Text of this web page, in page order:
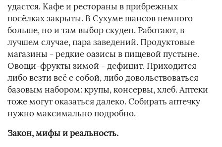
удастся. Кафе и рестораны в прибрежных
посёлках закрыты. В Сухуме шансов немного
больше, но и там выбор скуден. Работают, в
лучшем случае, пара заведений. Продуктовые
магазины - редкие оазисы в пищевой пустыне.
Овощи-фрукты зимой - дефицит. Приходится
либо везти всё с собой, либо довольствоваться
базовым набором: крупы, консервы, хлеб. Аптеки
тоже могут оказаться далеко. Собирать аптечку
нужно максимально подробно.
Закон, мифы и реальность.